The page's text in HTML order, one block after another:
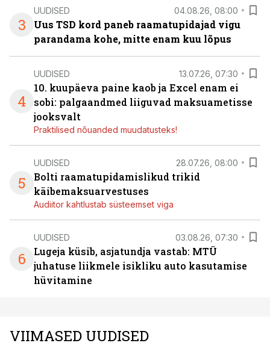
3
UUDISED 04.08.26, 08:00
Uus TSD kord paneb raamatupidajad vigu
parandama kohe, mitte enam kuu lõpus
4
UUDISED 13.07.26, 07:30
10. kuupäeva paine kaob ja Excel enam ei
sobi: palgaandmed liiguvad maksuametisse
jooksvalt
Praktilised nõuanded muudatusteks!
5
UUDISED 28.07.26, 08:00
Bolti raamatupidamislikud trikid
käibemaksuarvestuses
Audiitor kahtlustab süsteemset viga
6
UUDISED 03.08.26, 07:30
Lugeja küsib, asjatundja vastab: MTÜ
juhatuse liikmele isikliku auto kasutamise
hüvitamine
VIIMASED UUDISED